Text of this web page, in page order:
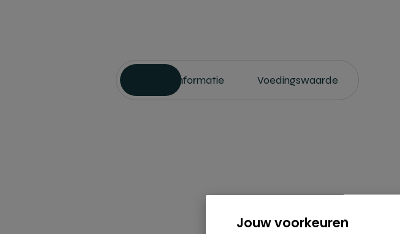
Jouw voorkeuren
Productinformatie Voedingswaarde